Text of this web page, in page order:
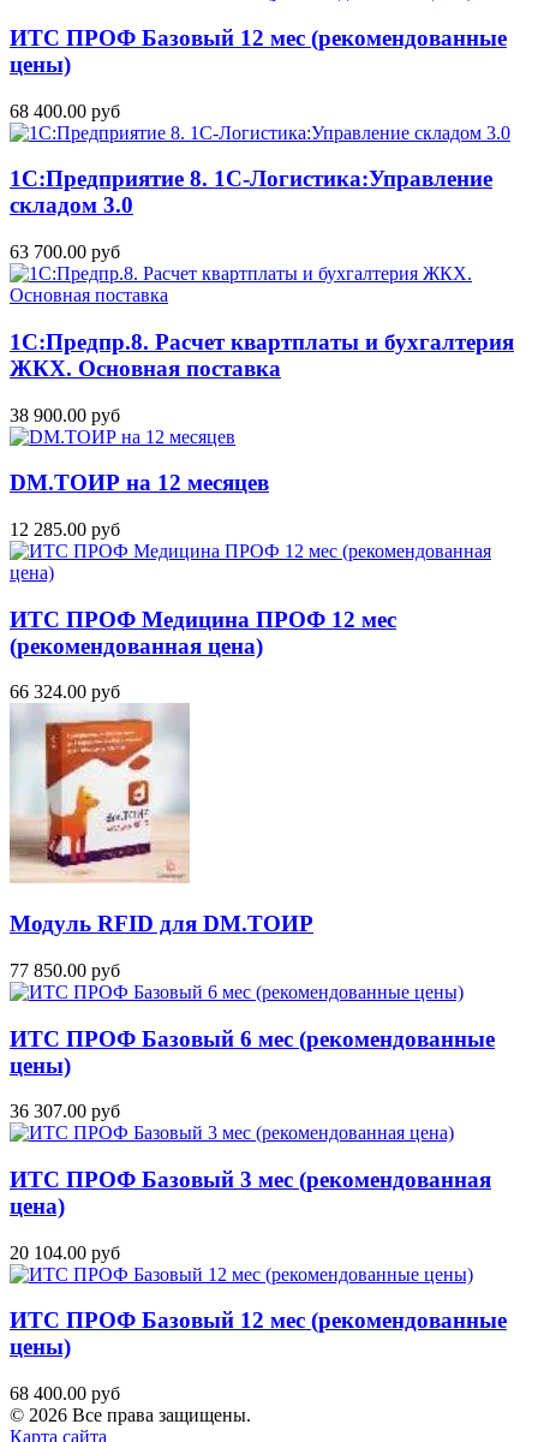
ИТС ПРОФ Базовый 12 мес (рекомендованные
цены)
68 400.00 руб
1С:Предприятие 8. 1С-Логистика:Управление
складом 3.0
63 700.00 руб
1С:Предпр.8. Расчет квартплаты и бухгалтерия
ЖКХ. Основная поставка
38 900.00 руб
DM.ТОИР на 12 месяцев
12 285.00 руб
ИТС ПРОФ Медицина ПРОФ 12 мес
(рекомендованная цена)
66 324.00 руб
Модуль RFID для DM.ТОИР
77 850.00 руб
ИТС ПРОФ Базовый 6 мес (рекомендованные
цены)
36 307.00 руб
ИТС ПРОФ Базовый 3 мес (рекомендованная
цена)
20 104.00 руб
ИТС ПРОФ Базовый 12 мес (рекомендованные
цены)
68 400.00 руб
© 2026 Все права защищены.
Карта сайта